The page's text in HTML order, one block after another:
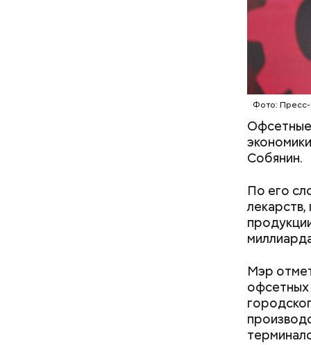
Фото: Пресс-
Офсетные
Собянин.
По его
Мэр
офсетных
— По
который
столице
целям и
написал